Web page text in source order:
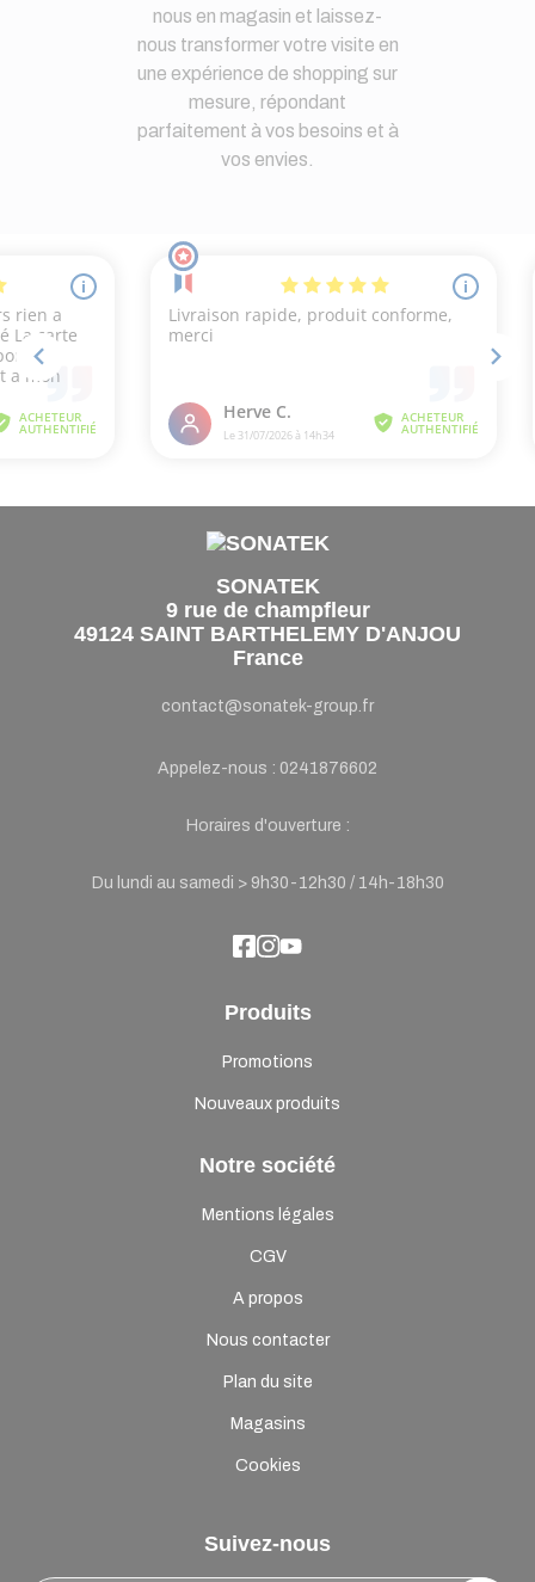
nous en magasin et laissez-
nous transformer votre visite en
une expérience de shopping sur
mesure, répondant
parfaitement à vos besoins et à
vos envies.
SONATEK
9 rue de champfleur
49124 SAINT BARTHELEMY D'ANJOU
France
contact@sonatek-group.fr
Appelez-nous : 0241876602
Horaires d'ouverture :
Du lundi au samedi > 9h30-12h30 / 14h-18h30
Produits
Promotions
Nouveaux produits
Notre société
Mentions légales
CGV
A propos
Nous contacter
Plan du site
Magasins
Cookies
Suivez-nous